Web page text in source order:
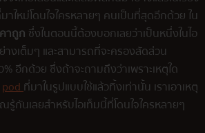
ใหม่โดนใจใครหลายๆ คนเป็นที่สุดอีกด้วย ใน
าถูก ซึ่งในตอนนี้ต้องบอกเลยว่าเป็นหนึ่งในไอ
งเต็มๆ และสามารถที่จะครองสัดส่วน
อีกด้วย ซึ่งถ้าจะถามถึงว่าเพราะเหตุใด
podที่มาในรูปแบบใช้แล้วทิ้งเท่านั้น เราเอาเหตุ
กันเลยสำหรับไอเท็มนี้ที่โดนใจใครหลายๆ